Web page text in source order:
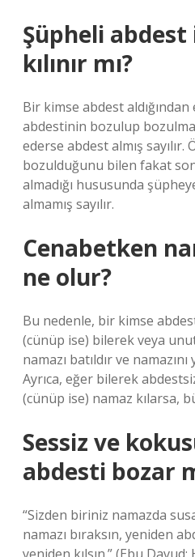
Şüpheli abdest
kılınır mı?
Bir kimse abdest
abdestinin bozulup
ederse abdest almış
bozulduğunu bilen fakat
almadığı hususunda
almamış sayılır.
Cenabetken
ne olur?
Bu nedenle, bir kimse
(cünüp ise) bilerek veya
namazı batıldır ve
Ayrıca, eğer bilerek
(cünüp ise) namaz kılarsa,
Sessiz ve
abdesti bozar
“Sizden biriniz namazda
namazı bıraksın, yeniden